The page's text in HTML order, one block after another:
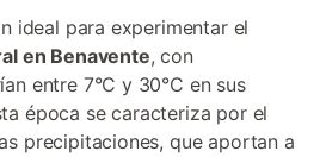
ideal para experimentar el
en Benavente, con
entre 7°C y 30°C en sus
época se caracteriza por el
precipitaciones, que aportan a